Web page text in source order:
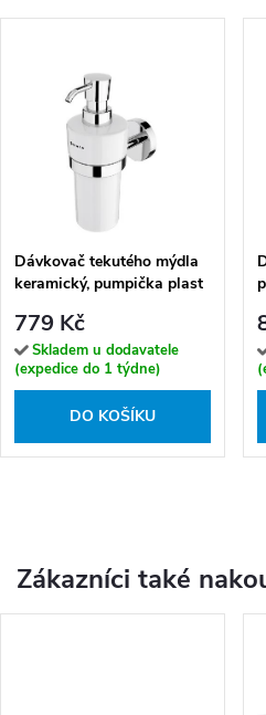
Dávkovač tekutého mýdla
keramický, pumpička plast
779 Kč
Skladem u dodavatele
(expedice do 1 týdne)
DO KOŠÍKU
Zákazníci také